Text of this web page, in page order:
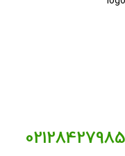
02128427985